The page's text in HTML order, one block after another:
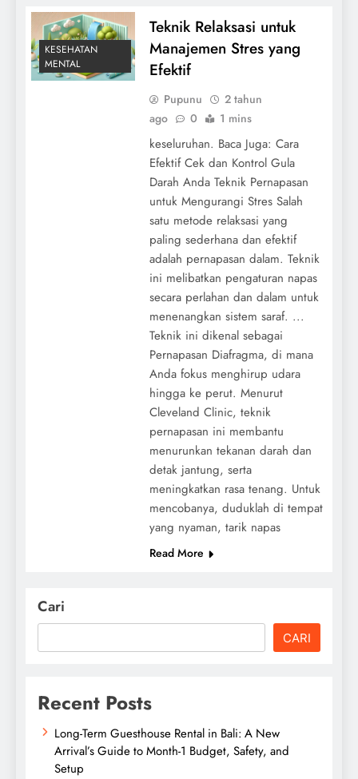
KESEHATAN
MENTAL
Teknik Relaksasi untuk
Manajemen Stres yang
Efektif
Pupunu
2 tahun
ago
0 1 mins
keseluruhan. Baca Juga: Cara
Efektif Cek dan Kontrol Gula
Darah Anda Teknik Pernapasan
untuk Mengurangi Stres Salah
satu metode relaksasi yang
paling sederhana dan efektif
adalah pernapasan dalam. Teknik
ini melibatkan pengaturan napas
secara perlahan dan dalam untuk
menenangkan sistem saraf. ...
Teknik ini dikenal sebagai
Pernapasan Diafragma, di mana
Anda fokus menghirup udara
hingga ke perut. Menurut
Cleveland Clinic, teknik
pernapasan ini membantu
menurunkan tekanan darah dan
detak jantung, serta
meningkatkan rasa tenang. Untuk
mencobanya, duduklah di tempat
yang nyaman, tarik napas
Read More
Cari
CARI
Recent Posts
Long-Term Guesthouse Rental in Bali: A New
Arrival’s Guide to Month-1 Budget, Safety, and
Setup